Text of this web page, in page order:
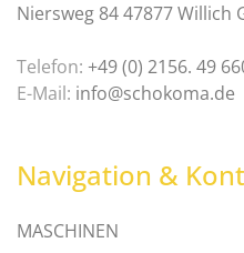
Niersweg 84 47877 Willich
Telefon: +49 (0) 2156. 49
E-Mail: info@schokoma.de
Navigation &
MASCHINEN